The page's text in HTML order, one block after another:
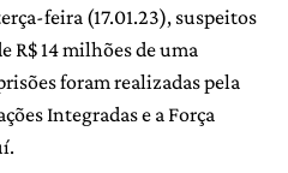
feira (17.01.23), suspeitos
R$ 14 milhões de uma
foram realizadas pela
Integradas e a Força